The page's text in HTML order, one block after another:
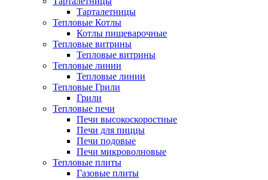
Тарталетницы
Тепловые Котлы
Котлы пищеварочные
Тепловые витрины
Тепловые витрины
Тепловые линии
Тепловые линии
Тепловые Грили
Грили
Тепловые печи
Печи высокоскоростные
Печи для пиццы
Печи подовые
Печи микроволновые
Тепловые плиты
Газовые плиты